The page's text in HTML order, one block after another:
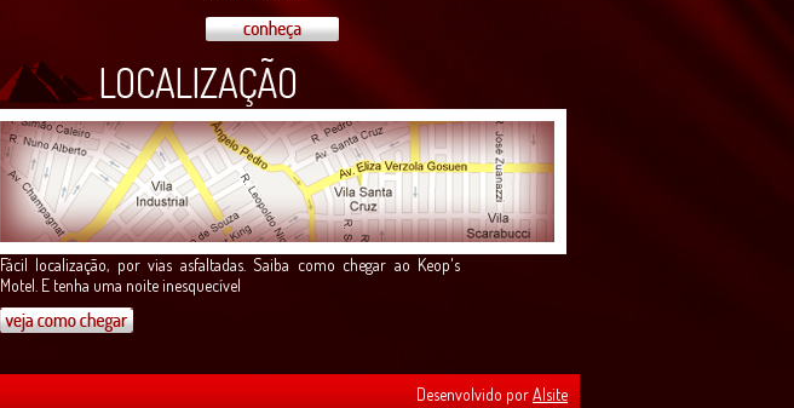
Fácil localização, por vias asfaltadas. Saiba como chegar ao Keop's
Motel. E tenha uma noite inesquecível
Desenvolvido porAlsite